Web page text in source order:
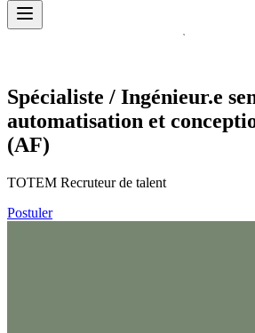
Spécialiste / Ingénieur.e
automatisation et
(AF)
TOTEM Recruteur de talent
Postuler